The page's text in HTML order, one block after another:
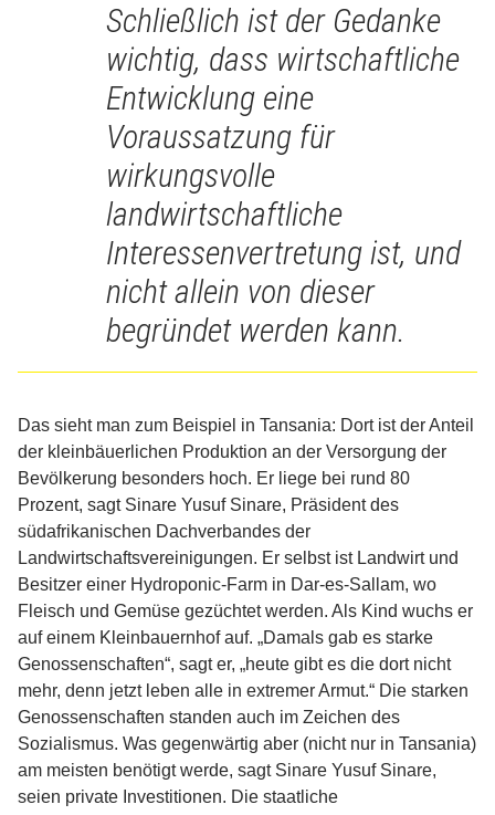
Schließlich ist der Gedanke
wichtig, dass wirtschaftliche
Entwicklung eine
Voraussatzung für
wirkungsvolle
landwirtschaftliche
Interessenvertretung ist, und
nicht allein von dieser
begründet werden kann.
Das sieht man zum Beispiel in Tansania: Dort ist der Anteil
der kleinbäuerlichen Produktion an der Versorgung der
Bevölkerung besonders hoch. Er liege bei rund 80
Prozent, sagt Sinare Yusuf Sinare, Präsident des
südafrikanischen Dachverbandes der
Landwirtschaftsvereinigungen. Er selbst ist Landwirt und
Besitzer einer Hydroponic-Farm in Dar-es-Sallam, wo
Fleisch und Gemüse gezüchtet werden. Als Kind wuchs er
auf einem Kleinbauernhof auf. „Damals gab es starke
Genossenschaften“, sagt er, „heute gibt es die dort nicht
mehr, denn jetzt leben alle in extremer Armut.“ Die starken
Genossenschaften standen auch im Zeichen des
Sozialismus. Was gegenwärtig aber (nicht nur in Tansania)
am meisten benötigt werde, sagt Sinare Yusuf Sinare,
seien private Investitionen. Die staatliche